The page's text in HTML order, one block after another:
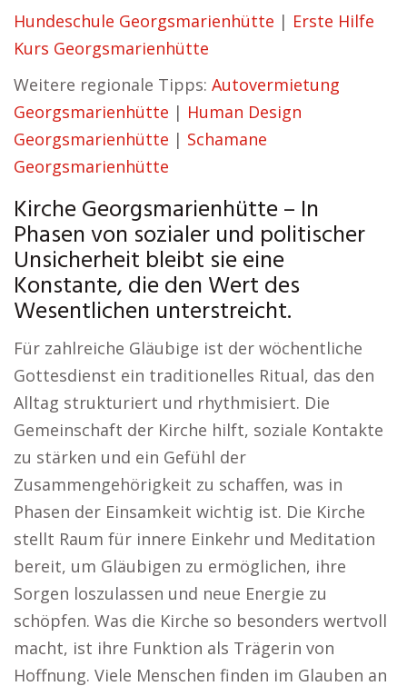
Hundeschule Georgsmarienhütte | Erste Hilfe
Kurs Georgsmarienhütte
Weitere regionale Tipps: Autovermietung
Georgsmarienhütte | Human Design
Georgsmarienhütte | Schamane
Georgsmarienhütte
Kirche Georgsmarienhütte – In
Phasen von sozialer und politischer
Unsicherheit bleibt sie eine
Konstante, die den Wert des
Wesentlichen unterstreicht.
Für zahlreiche Gläubige ist der wöchentliche
Gottesdienst ein traditionelles Ritual, das den
Alltag strukturiert und rhythmisiert. Die
Gemeinschaft der Kirche hilft, soziale Kontakte
zu stärken und ein Gefühl der
Zusammengehörigkeit zu schaffen, was in
Phasen der Einsamkeit wichtig ist. Die Kirche
stellt Raum für innere Einkehr und Meditation
bereit, um Gläubigen zu ermöglichen, ihre
Sorgen loszulassen und neue Energie zu
schöpfen. Was die Kirche so besonders wertvoll
macht, ist ihre Funktion als Trägerin von
Hoffnung. Viele Menschen finden im Glauben an